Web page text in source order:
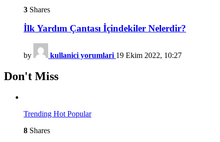
3 Shares
İlk Yardım Çantası İçindekiler Nelerdir?
by kullanici yorumlari 19 Ekim 2022, 10:27
Don't Miss
Trending Hot Popular
8 Shares